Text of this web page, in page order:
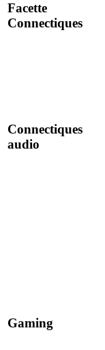
Facette
Connectiques
Connectiques
audio
Gaming